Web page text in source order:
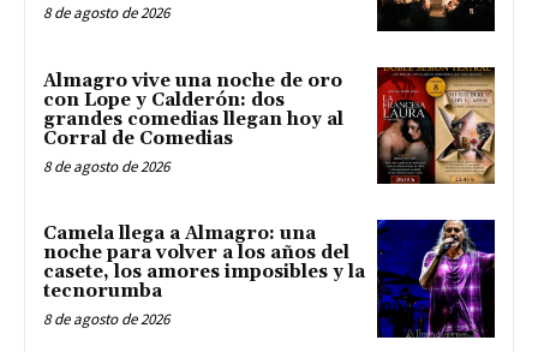
8 de agosto de 2026
Almagro vive una noche de oro
con Lope y Calderón: dos
grandes comedias llegan hoy al
Corral de Comedias
8 de agosto de 2026
Camela llega a Almagro: una
noche para volver a los años del
casete, los amores imposibles y la
tecnorumba
8 de agosto de 2026